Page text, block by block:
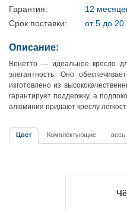
Гарантия:
12
Срок поставки:
от 5 до 20
Описание:
Венетто — идеальное кресло
элегантность. Оно
изготовлено из
гарантирует поддержку, а
алюминия придают креслу
Цвет Комплектующие весь